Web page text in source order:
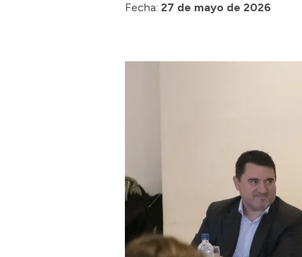
Fecha: 27 de mayo de 2026